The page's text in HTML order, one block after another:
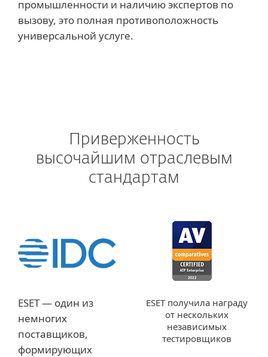
промышленности и наличию экспертов по
вызову, это полная противоположность
универсальной услуге.
Приверженность
высочайшим отраслевым
стандартам
ESET — один из
немногих
поставщиков,
формирующих
ESET получила награду
от нескольких
независимых
тестировщиков